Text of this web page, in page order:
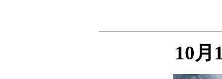
10月